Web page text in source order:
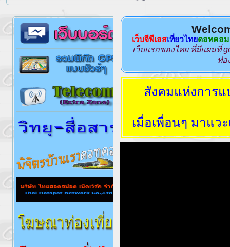
เว็บจีพีเอสเที่ยวไทยดอทคอม
เว็บแรกของไทย ที่มีแผนที่
ท่อ
สังคมแห่งการ
เมื่อเพื่อนๆ มาแว